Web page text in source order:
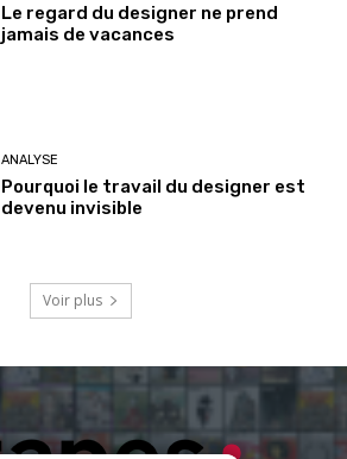
Le regard du designer ne prend
jamais de vacances
ANALYSE
Pourquoi le travail du designer est
devenu invisible
Voir plus